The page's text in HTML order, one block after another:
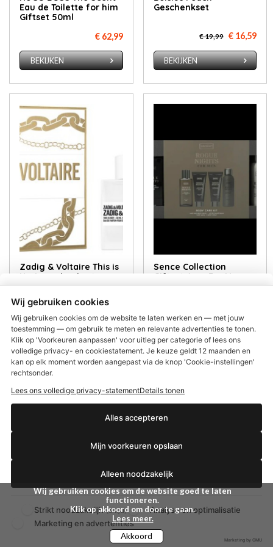
Eau de Toilette for him
Giftset 50ml
€ 62,99
BEKIJKEN
Geschenkset
€ 19,99 € 16,59
BEKIJKEN
Zadig & Voltaire This is
Her! geschenkset - eau
de parfum 50 ml +
sented body lotion 50
ml
€ 64,99
BEKIJKEN
Sence Collection
Giftset 4pcs For Men
Night Luxe
€ 5,99
BEKIJKEN
Hammam Home Luxe
Wij gebruiken cookies om de website goed te laten
functioneren.
Klik op akkoord om door te gaan.
Lees meer.
Akkoord
Wij gebruiken cookies
Wij gebruiken cookies om de website te laten werken en — met jouw
toestemming — om gebruik te meten en relevante advertenties te tonen.
Klik op 'Voorkeuren aanpassen' voor uitleg per categorie of lees ons
volledige privacy- en cookiestatement. Je keuze geldt 12 maanden en
kan op elk moment worden aangepast via de knop 'Cookie-instellingen'
rechtsonder.
Lees ons volledige privacy-statementDetails tonen
Alles accepteren
Mijn voorkeuren opslaan
Alleen noodzakelijk
Strikt noodzakelijk(altijd)
Analyse en optimalisatie
Marketing en advertenties
Marketing by GMU
€2,50 korting?
Ja, ik wil korting